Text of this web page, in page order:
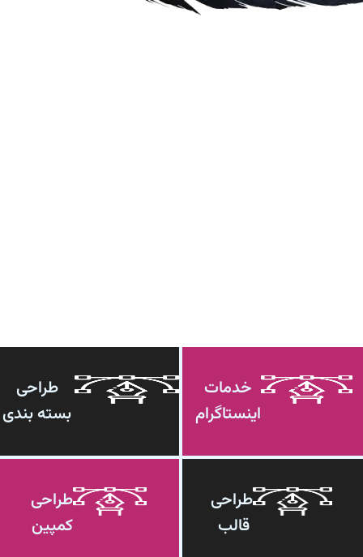
خدمات
اینستاگرام
طراحی
بسته بندی
طراحی
قالب
طراحی
کمپین